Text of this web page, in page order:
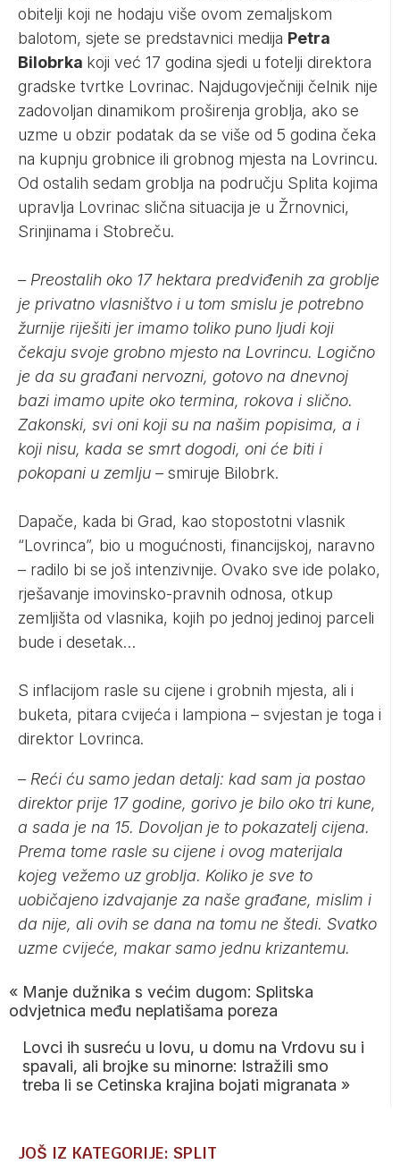
obitelji koji ne hodaju više ovom zemaljskom
balotom, sjete se predstavnici medija Petra
Bilobrka koji već 17 godina sjedi u fotelji direktora
gradske tvrtke Lovrinac. Najdugovječniji čelnik nije
zadovoljan dinamikom proširenja groblja, ako se
uzme u obzir podatak da se više od 5 godina čeka
na kupnju grobnice ili grobnog mjesta na Lovrincu.
Od ostalih sedam groblja na području Splita kojima
upravlja Lovrinac slična situacija je u Žrnovnici,
Srinjinama i Stobreču.
– Preostalih oko 17 hektara predviđenih za groblje
je privatno vlasništvo i u tom smislu je potrebno
žurnije riješiti jer imamo toliko puno ljudi koji
čekaju svoje grobno mjesto na Lovrincu. Logično
je da su građani nervozni, gotovo na dnevnoj
bazi imamo upite oko termina, rokova i slično.
Zakonski, svi oni koji su na našim popisima, a i
koji nisu, kada se smrt dogodi, oni će biti i
pokopani u zemlju –smiruje Bilobrk.
Dapače, kada bi Grad, kao stopostotni vlasnik
“Lovrinca”, bio u mogućnosti, financijskoj, naravno
– radilo bi se još intenzivnije. Ovako sve ide polako,
rješavanje imovinsko-pravnih odnosa, otkup
zemljišta od vlasnika, kojih po jednoj jedinoj parceli
bude i desetak…
S inflacijom rasle su cijene i grobnih mjesta, ali i
buketa, pitara cvijeća i lampiona – svjestan je toga i
direktor Lovrinca.
– Reći ću samo jedan detalj: kad sam ja postao
direktor prije 17 godine, gorivo je bilo oko tri kune,
a sada je na 15. Dovoljan je to pokazatelj cijena.
Prema tome rasle su cijene i ovog materijala
kojeg vežemo uz groblja. Koliko je sve to
uobičajeno izdvajanje za naše građane, mislim i
da nije, ali ovih se dana na tomu ne štedi. Svatko
uzme cvijeće, makar samo jednu krizantemu.
« Manje dužnika s većim dugom: Splitska
odvjetnica među neplatišama poreza
Lovci ih susreću u lovu, u domu na Vrdovu su i
spavali, ali brojke su minorne: Istražili smo
treba li se Cetinska krajina bojati migranata »
JOŠ IZ KATEGORIJE: SPLIT